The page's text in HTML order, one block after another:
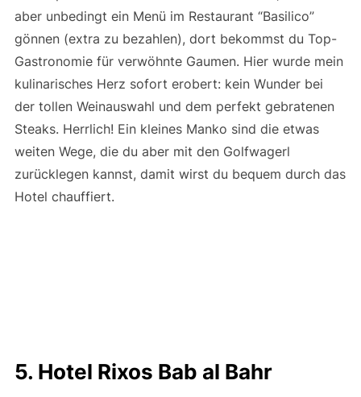
aber unbedingt ein Menü im Restaurant “Basilico”
gönnen (extra zu bezahlen), dort bekommst du Top-
Gastronomie für verwöhnte Gaumen. Hier wurde mein
kulinarisches Herz sofort erobert: kein Wunder bei
der tollen Weinauswahl und dem perfekt gebratenen
Steaks. Herrlich! Ein kleines Manko sind die etwas
weiten Wege, die du aber mit den Golfwagerl
zurücklegen kannst, damit wirst du bequem durch das
Hotel chauffiert.
5. Hotel Rixos Bab al Bahr